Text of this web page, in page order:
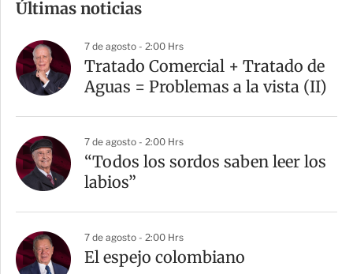
p
a
r
t
Últimas noticias
7 de agosto - 2:00 Hrs
Tratado Comercial + Tratado de
Aguas = Problemas a la vista (II)
7 de agosto - 2:00 Hrs
“Todos los sordos saben leer los
labios”
7 de agosto - 2:00 Hrs
El espejo colombiano